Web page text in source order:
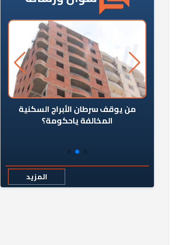
من يوقف سرطان الأبراج السكنية
المخالفة ياحكومة؟
المزيد